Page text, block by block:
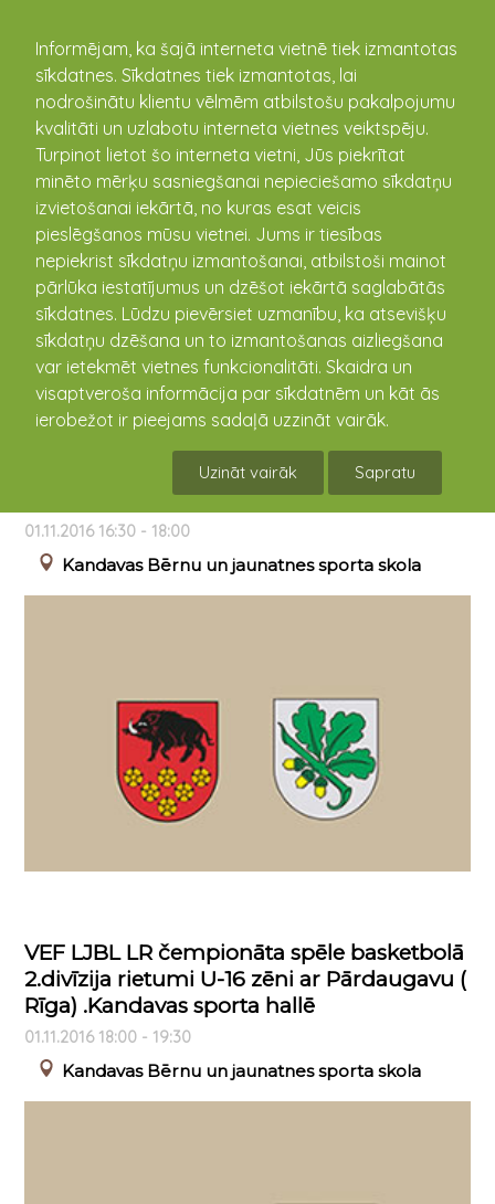
Informējam, ka šajā interneta vietnē tiek izmantotas
sīkdatnes. Sīkdatnes tiek izmantotas, lai
nodrošinātu klientu vēlmēm atbilstošu pakalpojumu
kvalitāti un uzlabotu interneta vietnes veiktspēju.
Turpinot lietot šo interneta vietni, Jūs piekrītat
minēto mērķu sasniegšanai nepieciešamo sīkdatņu
izvietošanai iekārtā, no kuras esat veicis
pieslēgšanos mūsu vietnei. Jums ir tiesības
nepiekrist sīkdatņu izmantošanai, atbilstoši mainot
pārlūka iestatījumus un dzēšot iekārtā saglabātās
sīkdatnes. Lūdzu pievērsiet uzmanību, ka atsevišķu
sīkdatņu dzēšana un to izmantošanas aizliegšana
var ietekmēt vietnes funkcionalitāti. Skaidra un
visaptveroša informācija par sīkdatnēm un kāt ās
ierobežot ir pieejams sadaļā uzzināt vairāk.
Uzināt vairāk Sapratu
kandava.lv
PASĀKUMU
KALENDĀRS
VEF LJBL LR čempionāta spēle basketbolā
2.divīzija rietumi , U-15 zēniem ar
Pārdaugavu ( Rīga) .Kandavas sporta hallē
01.11.2016 16:30 - 18:00
Kandavas Bērnu un jaunatnes sporta skola
VEF LJBL LR čempionāta spēle basketbolā
2.divīzija rietumi U-16 zēni ar Pārdaugavu (
Rīga) .Kandavas sporta hallē
01.11.2016 18:00 - 19:30
Kandavas Bērnu un jaunatnes sporta skola